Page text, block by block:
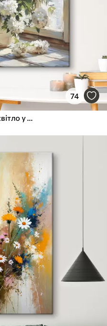
74
Білі гортензії у вазі, сонячне світло у вікні, картина маслом